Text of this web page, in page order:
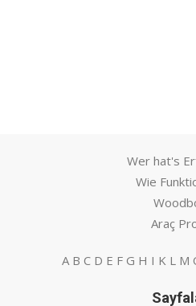
Wer hat's
Wie
Araç
A B C D E F G H I K L M